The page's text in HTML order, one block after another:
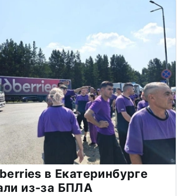
в Екатеринбурге
из-за БПЛА